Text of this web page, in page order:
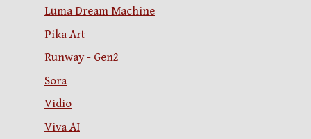
Luma Dream Machine
Pika Art
Runway - Gen2
Sora
Vidio
Viva AI